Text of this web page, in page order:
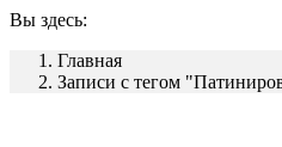
Вы здесь:
Главная
Записи с тегом